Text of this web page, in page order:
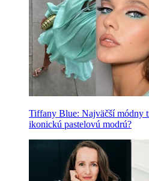
Tiffany Blue: Najväčší módny
ikonickú pastelovú modrú?